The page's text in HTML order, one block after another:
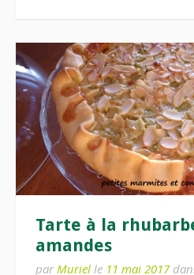
Tarte à la
amandes
par Muriel le 11 mai 2017